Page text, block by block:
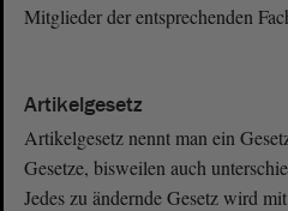
Mitglieder der entsprechenden
Artikelgesetz
Artikelgesetz nennt man ein
Gesetze, bisweilen auch
Jedes zu ändernde Gesetz wird